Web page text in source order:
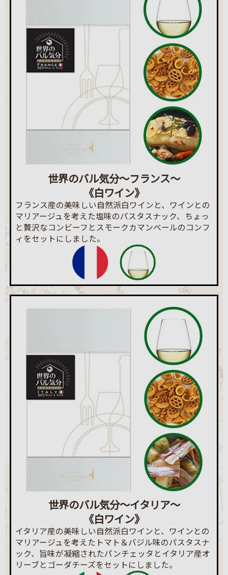
世界のバル気分～フランス～
《白ワイン》
フランス産の美味しい自然派白ワインと、ワインとの
マリアージュを考えた塩味のパスタスナック、ちょっ
と贅沢なコンビーフとスモークカマンベールのコンフ
ィをセットにしました。
世界のバル気分～イタリア～
《白ワイン》
イタリア産の美味しい自然派白ワインと、ワインとの
マリアージュを考えたトマト＆バジル味のパスタスナ
ック、旨味が凝縮されたパンチェッタとイタリア産オ
リーブとゴーダチーズをセットにしました。